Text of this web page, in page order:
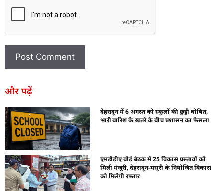
और पढ़ें
देहरादून में 6 अगस्त को स्कूलों की छुट्टी घोषित,
भारी बारिश के खतरे के बीच प्रशासन का फैसला
एमडीडीए बोर्ड बैठक में 25 विकास प्रस्तावों को
मिली मंजूरी, देहरादून-मसूरी के नियोजित विकास
को मिलेगी रफ्तार